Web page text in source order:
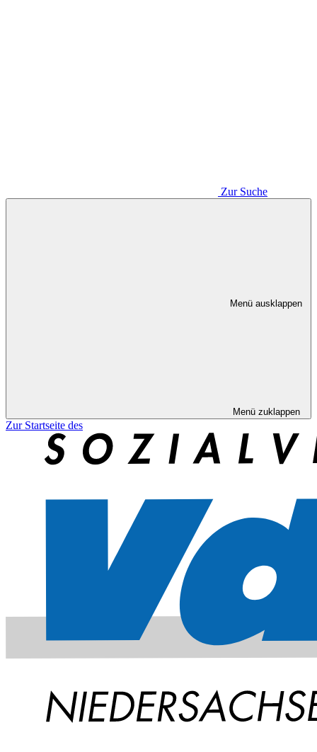
Zur Suche
Menü ausklappen
Menü zuklappen
Zur Startseite des